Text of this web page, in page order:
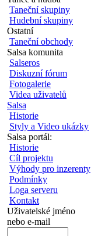
Taneční skupiny
Hudební skupiny
Ostatní
Taneční obchody
Salsa komunita
Salseros
Diskuzní fórum
Fotogalerie
Videa uživatelů
Salsa
Historie
Styly a Video ukázky
Salsa portál:
Historie
Cíl projektu
Výhody pro inzerenty
Podmínky
Loga serveru
Kontakt
Uživatelské jméno
nebo e-mail